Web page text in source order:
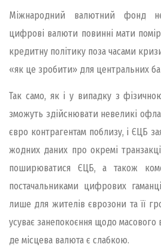
Міжнародний валютний фонд
цифрові валюти повинні мати
кредитну політику поза часами
«як це зробити» для центральних
Так само, як і у випадку з
зможуть здійснювати невеликі
євро контрагентам поблизу, і ЄЦБ
жодних даних про окремі
поширюватися ЄЦБ, а також
постачальниками цифрових
лише для жителів єврозони та її
усуває занепокоєння щодо масового
де місцева валюта є слабкою.